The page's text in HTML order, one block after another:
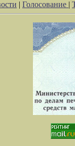
| Голосование |